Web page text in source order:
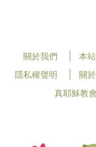
關於我們 本
隱私權聲明
關
真耶穌教